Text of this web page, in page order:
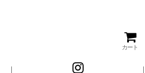
カート